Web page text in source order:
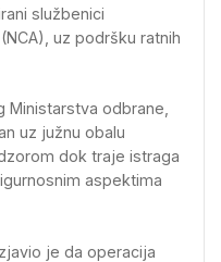
službenici
uz podršku ratnih
Ministarstva odbrane,
uz južnu obalu
dok traje istraga
aspektima
je da operacija